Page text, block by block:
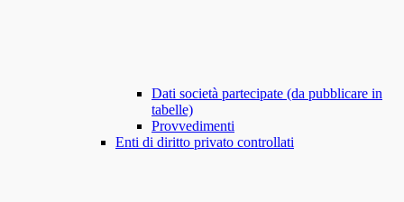
Dati società partecipate (da pubblicare in
tabelle)
Provvedimenti
Enti di diritto privato controllati